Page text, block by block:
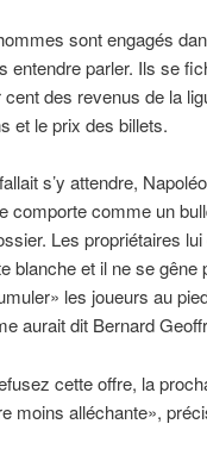
sont engagés
entendre parler. Ils se
des revenus de la
et le prix des billets.
s’y attendre,
comporte comme un
Les propriétaires lui
blanche et il ne se gêne
les joueurs au
aurait dit Bernard
cette offre, la
moins alléchante»,